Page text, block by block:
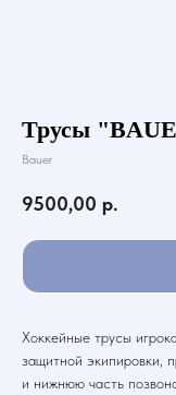
Трусы
Bauer
9500,00 р.
Хоккейные трусы
защитной экипировки,
и нижнюю часть